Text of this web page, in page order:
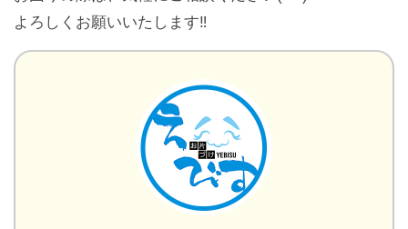
よろしくお願いいたします‼︎